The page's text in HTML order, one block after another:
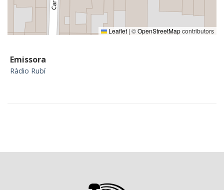
Leaflet | ©OpenStreetMapcontributors
Emissora
Ràdio Rubí